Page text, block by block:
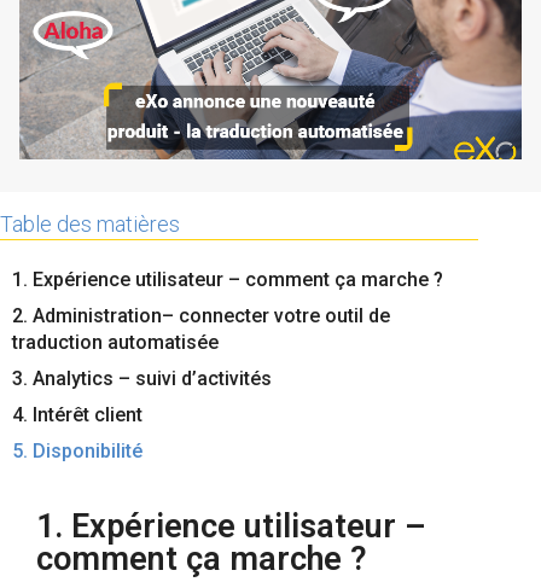
Architecture
Sécurité
Open source
A propos d’eXo
Table des matières
1. Expérience utilisateur – comment ça marche ?
2. Administration– connecter votre outil de
traduction automatisée
3. Analytics – suivi d’activités
4. Intérêt client
5. Disponibilité
1. Expérience utilisateur –
comment ça marche ?